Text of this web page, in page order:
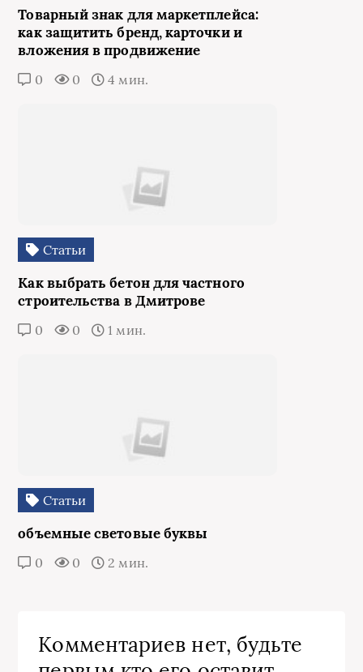
Товарный знак для маркетплейса:
как защитить бренд, карточки и
вложения в продвижение
0 0 4 мин.
Статьи
Как выбрать бетон для частного
строительства в Дмитрове
0 0 1 мин.
Статьи
объемные световые буквы
0 0 2 мин.
Комментариев нет, будьте